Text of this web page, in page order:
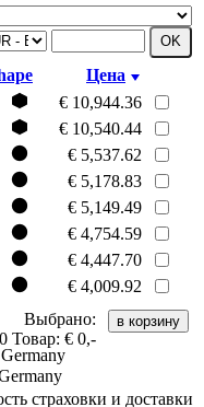
Цена
€ 10,944.36
€ 10,540.44
€ 5,537.62
€ 5,178.83
€ 5,149.49
€ 4,754.59
€ 4,447.70
€ 4,009.92
Выбрано:
0 Товар: € 0,-
страховки и доставки